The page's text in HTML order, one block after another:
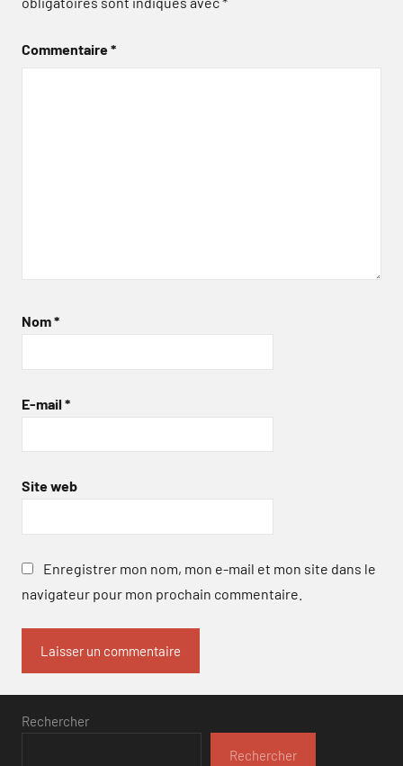
Commentaire*
Nom*
E-mail *
Site web
Enregistrer mon nom, mon e-mail et mon site dans le
navigateur pour mon prochain commentaire.
Rechercher
Rechercher